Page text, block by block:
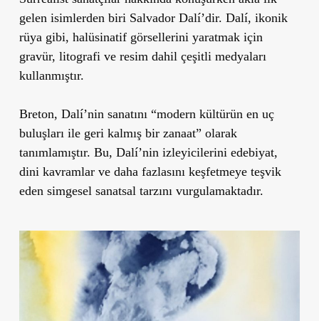
gelen isimlerden biri Salvador Dalí’dir. Dalí, ikonik
rüya gibi, halüsinatif görsellerini yaratmak için
gravür, litografi ve resim dahil çeşitli medyaları
kullanmıştır.
Breton, Dalí’nin sanatını “modern kültürün en uç
buluşları ile geri kalmış bir zanaat” olarak
tanımlamıştır. Bu, Dalí’nin izleyicilerini edebiyat,
dini kavramlar ve daha fazlasını keşfetmeye teşvik
eden simgesel sanatsal tarzını vurgulamaktadır.